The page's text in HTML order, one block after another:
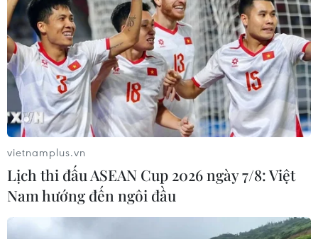
vietnamplus.vn
Lịch thi đấu ASEAN Cup 2026 ngày 7/8: Việt
Nam hướng đến ngôi đầu